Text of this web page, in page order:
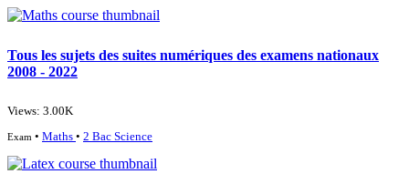
Tous les sujets des suites numériques des examens nationaux
2008 - 2022
Views: 3.00K
Exam • Maths • 2 Bac Science